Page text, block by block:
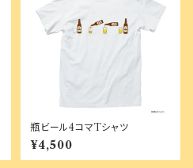
瓶ビール4コマTシャツ
¥4,500